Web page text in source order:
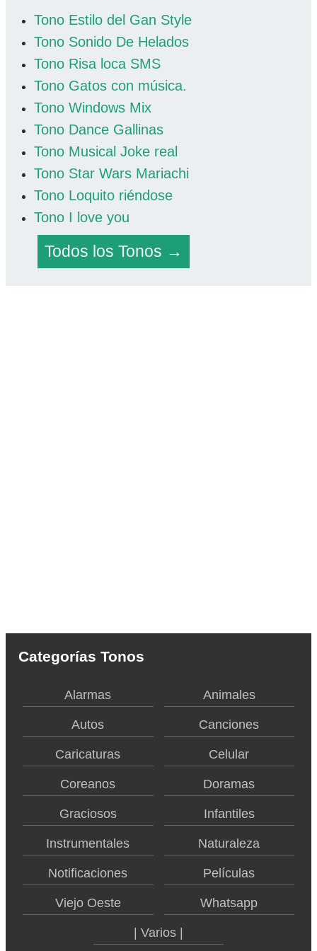
Tono Estilo del Gan Style
Tono Sonido De Helados
Tono Risa loca SMS
Tono Gatos con música.
Tono Windows Mix
Tono Dance Gallinas
Tono Musical Joke real
Tono Star Wars Mariachi
Tono Loquito riéndose
Tono I love you
Todos los Tonos →
Categorías Tonos
Alarmas Animales
Autos Canciones
Caricaturas Celular
Coreanos Doramas
Graciosos Infantiles
Instrumentales Naturaleza
Notificaciones Películas
Viejo Oeste Whatsapp
| Varios |